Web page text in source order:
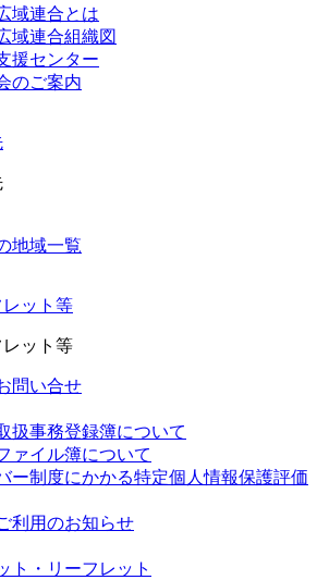
域連合とは
域連合組織図
援センター
のご案内
地域一覧
ット等
ット等
問い合せ
扱事務登録簿について
ァイル簿について
ー制度にかかる特定個人情報保護評価
利用のお知らせ
ト・リーフレット